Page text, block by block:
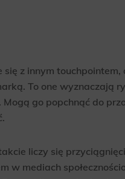
się z innym touchpointem,
To one wyznaczają
Mogą go popchnąć do
liczy się
w mediach